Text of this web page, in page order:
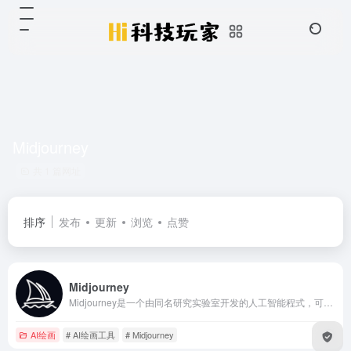
排序 发布 更新 浏览 点赞
Midjourney
AI绘画 # AI绘画工具 # Midjourney